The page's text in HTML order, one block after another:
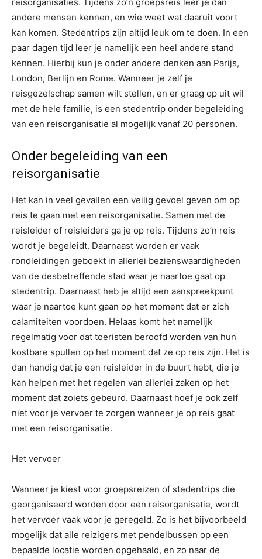
andere mensen kennen, en wie weet wat daaruit voort
kan komen. Stedentrips zijn altijd leuk om te doen. In een
paar dagen tijd leer je namelijk een heel andere stand
kennen. Hierbij kun je onder andere denken aan Parijs,
London, Berlijn en Rome. Wanneer je zelf je
reisgezelschap samen wilt stellen, en er graag op uit wil
met de hele familie, is een stedentrip onder begeleiding
van een reisorganisatie al mogelijk vanaf 20 personen.
Onder begeleiding van een
reisorganisatie
Het kan in veel gevallen een veilig gevoel geven om op
reis te gaan met een reisorganisatie. Samen met de
reisleider of reisleiders ga je op reis. Tijdens zo’n reis
wordt je begeleidt. Daarnaast worden er vaak
rondleidingen geboekt in allerlei bezienswaardigheden
van de desbetreffende stad waar je naartoe gaat op
stedentrip. Daarnaast heb je altijd een aanspreekpunt
waar je naartoe kunt gaan op het moment dat er zich
calamiteiten voordoen. Helaas komt het namelijk
regelmatig voor dat toeristen beroofd worden van hun
kostbare spullen op het moment dat ze op reis zijn. Het is
dan handig dat je een reisleider in de buurt hebt, die je
kan helpen met het regelen van allerlei zaken op het
moment dat zoiets gebeurd. Daarnaast hoef je ook zelf
niet voor je vervoer te zorgen wanneer je op reis gaat
met een reisorganisatie.
Het vervoer
Wanneer je kiest voor groepsreizen of stedentrips die
georganiseerd worden door een reisorganisatie, wordt
het vervoer vaak voor je geregeld. Zo is het bijvoorbeeld
mogelijk dat alle reizigers met pendelbussen op een
bepaalde locatie worden opgehaald, en zo naar de